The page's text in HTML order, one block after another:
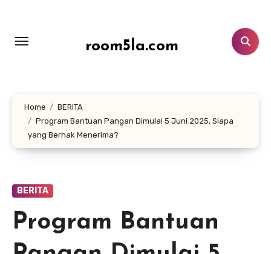
konten
room5la.com
Home
BERITA
Program Bantuan Pangan Dimulai 5 Juni 2025, Siapa
yang Berhak Menerima?
BERITA
Program Bantuan